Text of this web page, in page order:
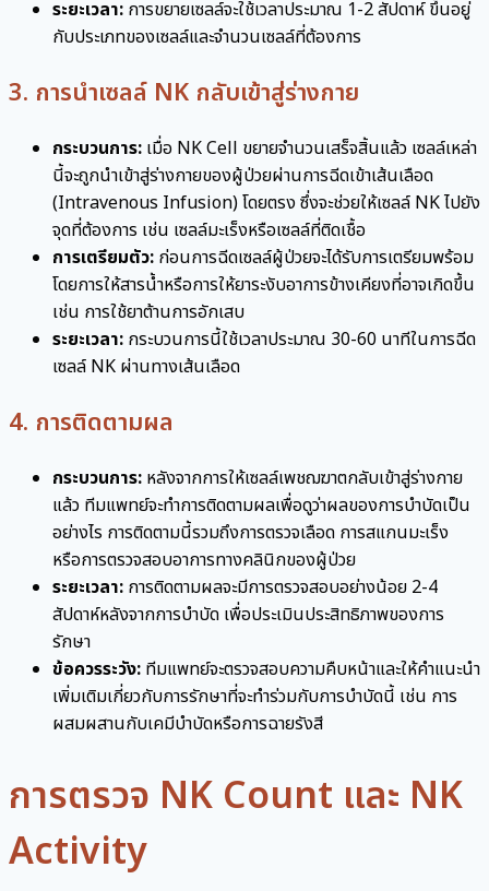
ระยะเวลา: การขยายเซลล์จะใช้เวลาประมาณ 1-2 สัปดาห์ ขึ้นอยู่
กับประเภทของเซลล์และจำนวนเซลล์ที่ต้องการ
3. การนำเซลล์ NK กลับเข้าสู่ร่างกาย
กระบวนการ: เมื่อ NK Cell ขยายจำนวนเสร็จสิ้นแล้ว เซลล์เหล่า
นี้จะถูกนำเข้าสู่ร่างกายของผู้ป่วยผ่านการฉีดเข้าเส้นเลือด
(Intravenous Infusion) โดยตรง ซึ่งจะช่วยให้เซลล์ NK ไปยัง
จุดที่ต้องการ เช่น เซลล์มะเร็งหรือเซลล์ที่ติดเชื้อ
การเตรียมตัว: ก่อนการฉีดเซลล์ผู้ป่วยจะได้รับการเตรียมพร้อม
โดยการให้สารน้ำหรือการให้ยาระงับอาการข้างเคียงที่อาจเกิดขึ้น
เช่น การใช้ยาต้านการอักเสบ
ระยะเวลา: กระบวนการนี้ใช้เวลาประมาณ 30-60 นาทีในการฉีด
เซลล์ NK ผ่านทางเส้นเลือด
4. การติดตามผล
กระบวนการ: หลังจากการให้เซลล์เพชฌฆาตกลับเข้าสู่ร่างกาย
แล้ว ทีมแพทย์จะทำการติดตามผลเพื่อดูว่าผลของการบำบัดเป็น
อย่างไร การติดตามนี้รวมถึงการตรวจเลือด การสแกนมะเร็ง
หรือการตรวจสอบอาการทางคลินิกของผู้ป่วย
ระยะเวลา: การติดตามผลจะมีการตรวจสอบอย่างน้อย 2-4
สัปดาห์หลังจากการบำบัด เพื่อประเมินประสิทธิภาพของการ
รักษา
ข้อควรระวัง: ทีมแพทย์จะตรวจสอบความคืบหน้าและให้คำแนะนำ
เพิ่มเติมเกี่ยวกับการรักษาที่จะทำร่วมกับการบำบัดนี้ เช่น การ
ผสมผสานกับเคมีบำบัดหรือการฉายรังสี
การตรวจ NK Count และ NK
Activity